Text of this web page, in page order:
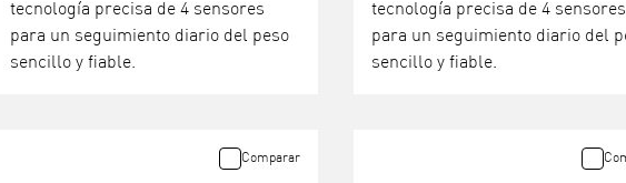
tecnología precisa de 4 sensores
para un seguimiento diario del peso
sencillo y fiable.
tecnología precisa de 4 sensores
para un seguimiento diario del
sencillo y fiable.
Comparar